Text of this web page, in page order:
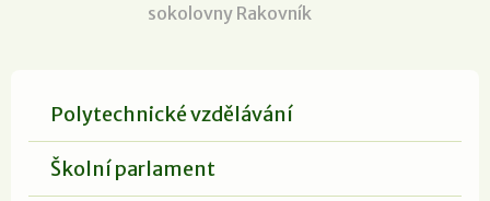
sokolovny Rakovník
Polytechnické vzdělávání
Školní parlament